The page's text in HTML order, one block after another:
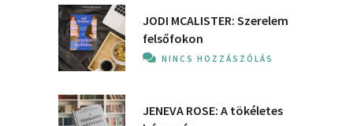
JODI MCALISTER: Szerelem
felsőfokon
NINCS HOZZÁSZÓLÁS
JENEVA ROSE: A ​tökéletes